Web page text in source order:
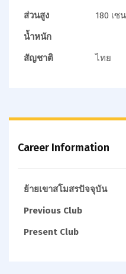
ส่วนสูง
180 เซ
น้ำหนัก
สัญชาติ
ไทย
Career Information
ย้ายเขาสโมสรปัจจุบัน
Previous Club
Present Club